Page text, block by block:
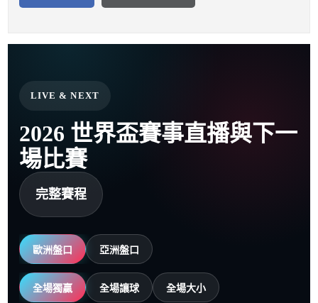
LIVE & NEXT
2026 世界盃賽事直播與下一
場比賽
完整賽程
歐洲盤口 亞洲盤口
全場獨贏 全場讓球 全場大小